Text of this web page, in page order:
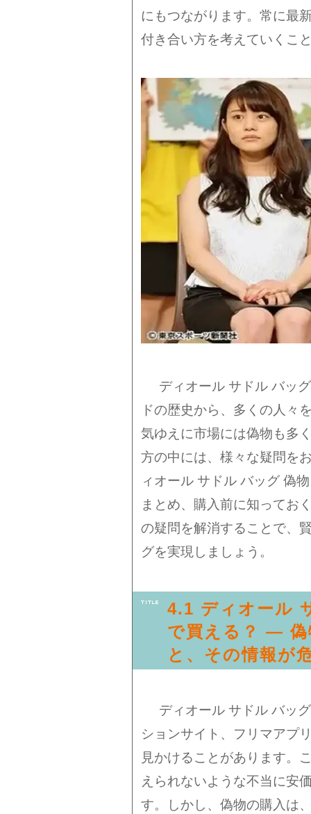
にもつながります。常に最
付き合い方を考えていくこ
ディオール サドル バッ
ドの歴史から、多くの人々
気ゆえに市場には偽物も多
方の中には、様々な疑問を
ィオール サドル バッグ 偽
まとめ、購入前に知ってお
の疑問を解消することで、
グを実現しましょう。
4.1 ディオール
で買える？ — 偽
と、その情報が
ディオール サドル バッ
ションサイト、フリマアプ
見かけることがあります。
えられないような不当に安
す。しかし、偽物の購入は